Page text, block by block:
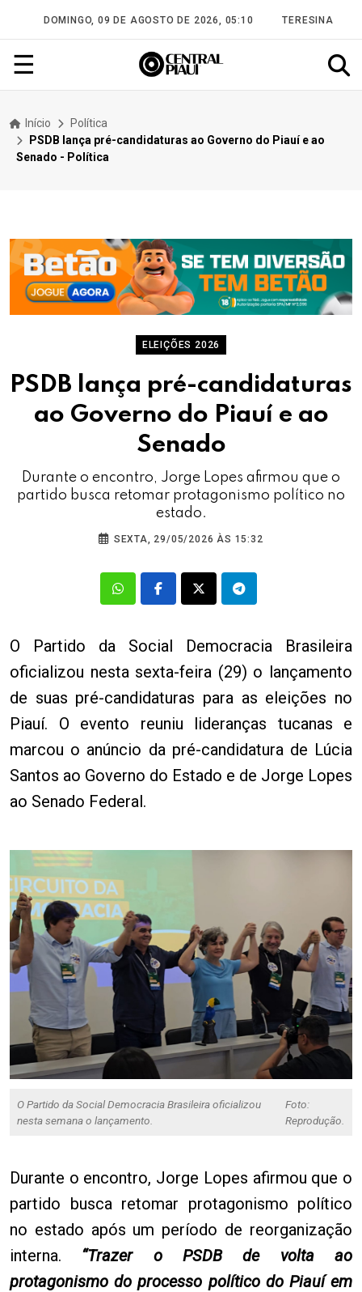
DOMINGO, 09 DE AGOSTO DE 2026, 05:10 TERESINA
☰
Início
Política
PSDB lança pré-candidaturas ao Governo do Piauí e ao
Senado - Política
ELEIÇÕES 2026
PSDB lança pré-candidaturas
ao Governo do Piauí e ao
Senado
Durante o encontro, Jorge Lopes afirmou que o
partido busca retomar protagonismo político no
estado.
SEXTA, 29/05/2026 ÀS 15:32
O Partido da Social Democracia Brasileira
oficializou nesta sexta-feira (29) o lançamento
de suas pré-candidaturas para as eleições no
Piauí. O evento reuniu lideranças tucanas e
marcou o anúncio da pré-candidatura de Lúcia
Santos ao Governo do Estado e de Jorge Lopes
ao Senado Federal.
O Partido da Social Democracia Brasileira oficializou
nesta semana o lançamento.
Foto:
Reprodução.
Durante o encontro, Jorge Lopes afirmou que o
partido busca retomar protagonismo político
no estado após um período de reorganização
interna. “Trazer o PSDB de volta ao
protagonismo do processo político do Piauí em